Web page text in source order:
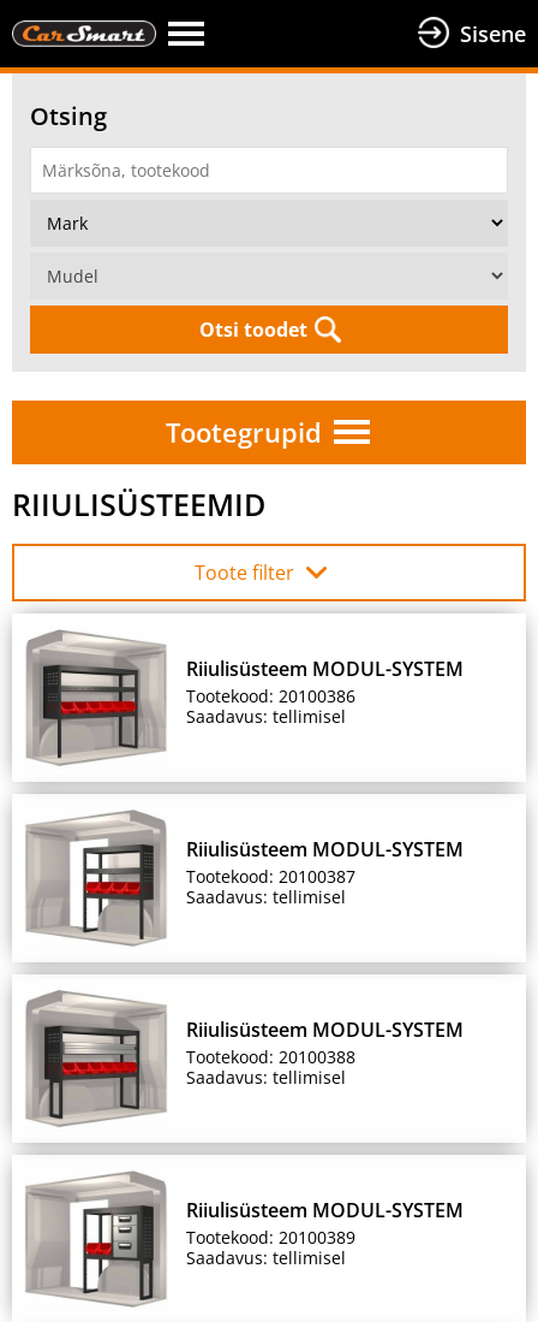
Sisene
Otsing
Otsi toodet
Tootegrupid
RIIULISÜSTEEMID
Toote filter
Riiulisüsteem MODUL-SYSTEM
Tootekood: 20100386
Saadavus: tellimisel
Riiulisüsteem MODUL-SYSTEM
Tootekood: 20100387
Saadavus: tellimisel
Riiulisüsteem MODUL-SYSTEM
Tootekood: 20100388
Saadavus: tellimisel
Riiulisüsteem MODUL-SYSTEM
Tootekood: 20100389
Saadavus: tellimisel